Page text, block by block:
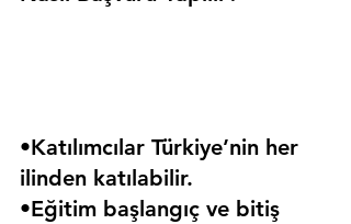
•Katılımcılar Türkiye’nin her
ilinden katılabilir.
•Eğitim başlangıç ve bitiş